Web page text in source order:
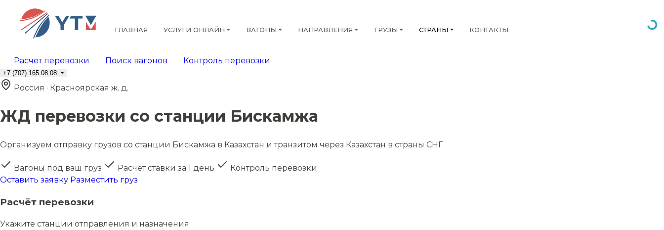
ГЛАВНАЯ УСЛУГИ ОНЛАЙН ВАГОНЫ НАПРАВЛЕНИЯ ГРУЗЫ СТРАНЫ КОНТАКТЫ
Расчет перевозки Поиск вагонов Контроль перевозки
+7 (707) 165 08 08
Россия · Красноярская ж. д.
ЖД перевозки со станции Бискамжа
Организуем отправку грузов со станции Бискамжа в Казахстан и транзитом через Казахстан в страны СНГ
Вагоны под ваш груз Расчёт ставки за 1 день
Контроль перевозки
Оставить заявку Разместить груз
Расчёт перевозки
Укажите станции отправления и назначения